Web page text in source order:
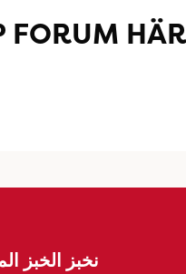
FORUM
نخبز الخبز